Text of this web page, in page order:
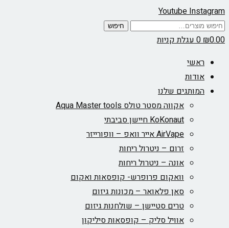
YoutubeInstagram
חיפוש
עבור:
חיפוש
₪0.00
0עגלת קניות
ראשי
אודות
המותגים שלנו
אקווה מסטר טולס Aqua Master tools
KoKonaut חיישן סביבתי
AirVape אייר וואפ – וופורייזר
זרום – ניטרול ריחות
אונה – ניטרול ריחות
וואקום פרופרש- קופסאות ואקום
סאן פלאואר – מכונות גיזום
טרים סטיישן – שולחנות גיזום
אוויל סליק – קופסאות סיליקון